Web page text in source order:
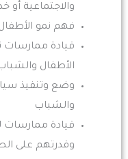
والاجتماعية أو
فهم نمو
قيادة ممارسات
الأطفال
وضع وتنفيذ
والشباب
قيادة ممارسات
وقدرتهم على